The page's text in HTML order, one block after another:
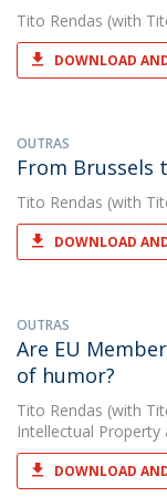
Tito Rendas (with
DOWNLOAD
OUTRAS
From Brussels
Tito Rendas (with
DOWNLOAD
OUTRAS
Are EU
of humor?
Tito Rendas (with
Intellectual
DOWNLOAD